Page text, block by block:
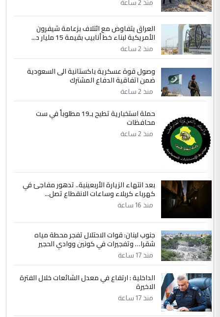
جنسية الرافد الثالث للعراق ومن اصول عريقة
ابا فرات ...
الموضوع :
الجواهري يرد على صدام حسين سل
مضجعيك يابن الزنا (نص كامل)
5 سردار
التعليق : واحد من عصابة علي ماما يسقط
جنسية الرافد الثالث للعراق ومن اصول عريقة
الموضوع :
الجواهري يرد على صدام حسين سل
مضجعيك يابن الزنا (نص كامل)
منذ 2 ساعة
العراق يتفاوض مع ائتلاف بزعامة شيفرون
الأمريكية لبناء خط أنابيب بقيمة 15 مليار د...
منذ 2 ساعة
وصول قوة عسكرية باكستانية الى السعودية
ضمن اتفاقية الدفاع المشترك
منذ 2 ساعة
حملة استخبارية تطيح بـ19 مطلوباً في ست
محافظات
منذ 2 ساعة
بعد انتهاء الزيارة الأربعينية.. تدهور مفاجئ في
كهرباء كربلاء وساعات الانقطاع تصل...
منذ 16 ساعة
جنوب لبنان: قوات الاحتلال تفجر محطة مياه
شقرا… وتفجيرات في كونين ووادي الحجير
منذ 17 ساعة
الداخلية : ارتفاع في معدل الشائعات خلال الفترة
الاخيرة
منذ 17 ساعة